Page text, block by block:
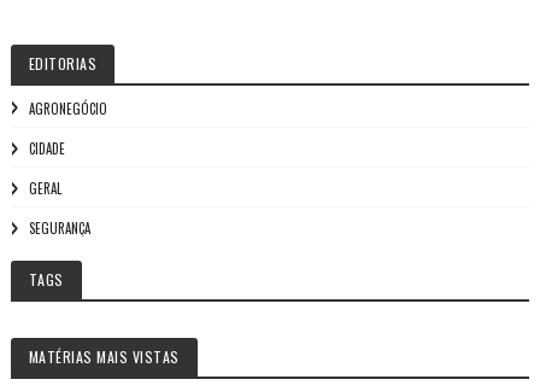
EDITORIAS
AGRONEGÓCIO
CIDADE
GERAL
SEGURANÇA
TAGS
MATÉRIAS MAIS VISTAS